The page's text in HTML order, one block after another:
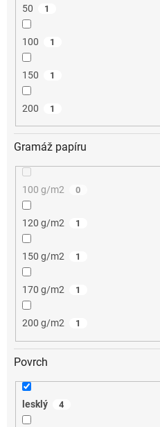
50 1
100 1
150 1
200 1
Gramáž papíru
100 g/m2 0
120 g/m2 1
150 g/m2 1
170 g/m2 1
200 g/m2 1
Povrch
lesklý 4